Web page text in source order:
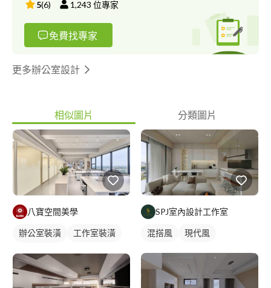
5(6) 1,243 位專家
免費找專家
更多辦公室設計
相似圖片 分類圖片
八寶空間美學
辦公室裝潢
工作室裝潢
SPJ室內設計工作室
混搭風 現代風